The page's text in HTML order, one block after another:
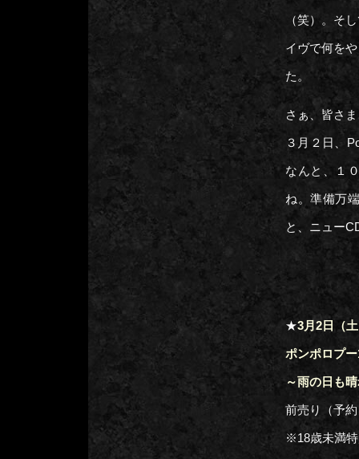
（笑）。そ
イヴで何を
た。
さぁ、皆さ
３月２日、
なんと、１
ね。準備万
と、ニュー
★3月2日（
ポンポロプ
～雨の日も
前売り（予
※18歳未満